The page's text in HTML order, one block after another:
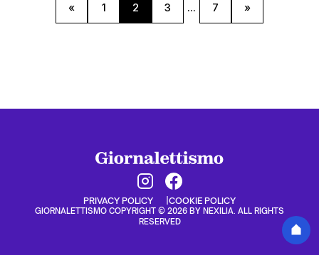
« 1 2 3 ... 7 »
PRIVACY POLICY COOKIE POLICY
GIORNALETTISMO COPYRIGHT © 2026 BY NEXILIA. ALL RIGHTS
RESERVED